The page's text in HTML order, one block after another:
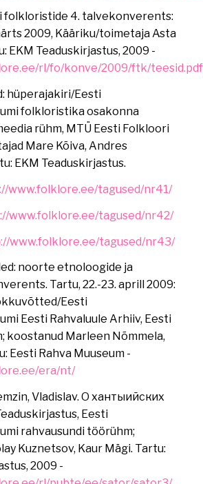
folkloristide 4. talvekonverents:
2009, Kääriku/toimetaja Asta
EKM Teaduskirjastus, 2009 -
rl/fo/konve/2009/ftk/teesid.pdf
hüperajakiri/Eesti
folkloristika osakonna
rühm, MTÜ Eesti Folkloori
Mare Kõiva, Andres
EKM Teaduskirjastus.
www.folklore.ee/tagused/nr41/
www.folklore.ee/tagused/nr42/
www.folklore.ee/tagused/nr43/
noorte etnoloogide ja
Tartu, 22.-23. aprill 2009:
Eesti
Eesti Rahvaluule Arhiiv, Eesti
koostanud Marleen Nõmmela,
Eesti Rahva Muuseum -
era/nt/
Vladislav. О хантыийских
Eesti
rahvausundi töörühm;
Kuznetsov, Kaur Mägi. Tartu:
2009 -